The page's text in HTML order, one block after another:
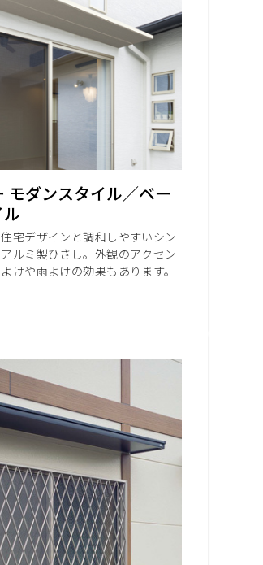
感
モダンスタイル／ベー
宅デザインと調和しやすいシン
ルミ製ひさし。外観のアクセン
けや雨よけの効果もあります。